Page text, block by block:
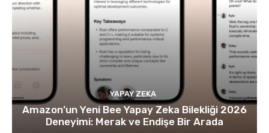
YAPAY ZEKA
Amazon’un Yeni Bee Yapay Zeka Bilekliği 2026
Deneyimi: Merak ve Endişe Bir Arada